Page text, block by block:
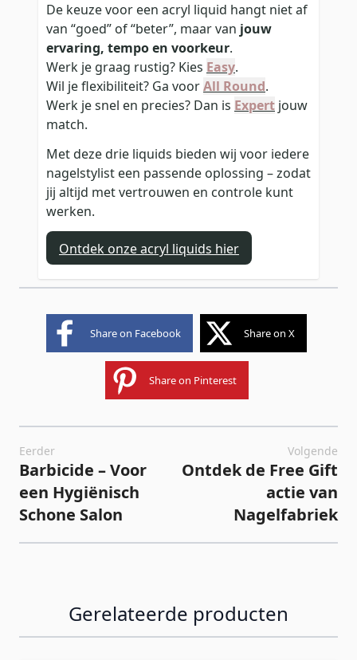
De keuze voor een acryl liquid hangt niet af
van “goed” of “beter”, maar van jouw
ervaring, tempo en voorkeur.
Werk je graag rustig? Kies Easy.
Wil je flexibiliteit? Ga voorAll Round.
Werk je snel en precies? Dan is Expert jouw
match.
Met deze drie liquids bieden wij voor iedere
nagelstylist een passende oplossing – zodat
jij altijd met vertrouwen en controle kunt
werken.
Ontdek onze acryl liquids hier
Share on Facebook Share on X
Share on Pinterest
Eerder
Barbicide – Voor
een Hygiënisch
Schone Salon
Volgende
Ontdek de Free Gift
actie van
Nagelfabriek
Gerelateerde producten